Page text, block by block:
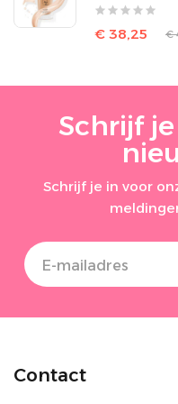
€ 38,25 €
Schrijf
Schrijf je in voor
Contact